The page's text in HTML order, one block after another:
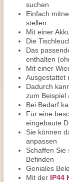
suchen
Einfach
stellen
Mit einer
Die
Das
enthalten
Mit einer
Ausgestattet
Dadurch
zum Beispiel
Bei Bedarf
Für eine
eingebaute
Sie können
anpassen
Schaffen Sie
Befinden
Geniales
Mit der IP44